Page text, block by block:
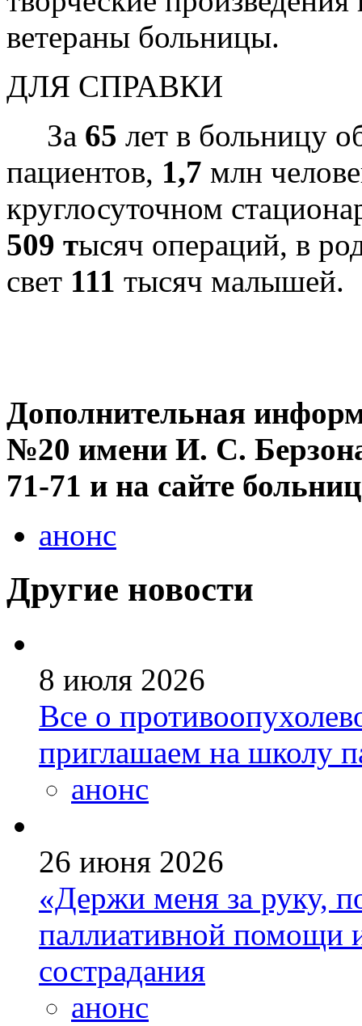
ветераны больницы.
ДЛЯ СПРАВКИ
За 65 лет в больницу
пациентов, 1,7 млн
круглосуточном
509 тысяч операций, в
свет 111 тысяч малышей.
Дополнительная
№20 имени И. С.
71-71 и на сайте
анонс
Другие новости
8 июля 2026
Все о
приглашаем на школу
анонс
26 июня 2026
«Держи меня за руку,
паллиативной помощи
сострадания
анонс